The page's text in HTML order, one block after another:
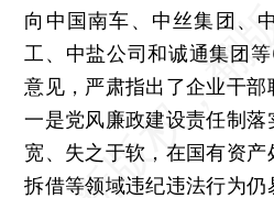
向中国南车、中丝集团、
工、中盐公司和诚通集团
意见，严肃指出了企业干部
一是党风廉政建设责任制
宽、失之于软，在国有资
拆借等领域违纪违法行为